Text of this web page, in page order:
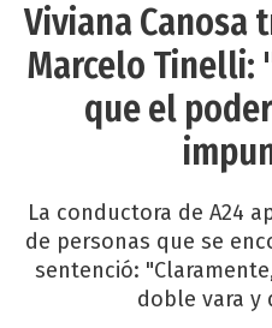
Viviana Canosa
Marcelo Tinelli:
que el
La conductora de A24
de personas que se
sentenció:
doble vara y